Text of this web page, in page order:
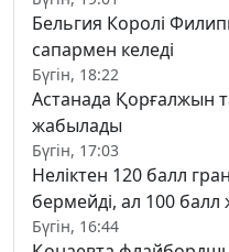
Бельгия Королі
сапармен келеді
Бүгін, 18:22
Астанада Қорғалжын
жабылады
Бүгін, 17:03
Неліктен 120 балл
бермейді, ал 100 балл
Бүгін, 16:44